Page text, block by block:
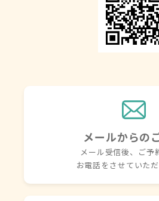
メールからの
メール受信後、ご予
お電話をさせていただ